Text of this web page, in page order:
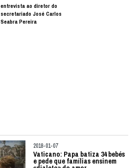
entrevista ao diretor do
secretariado José Carlos
Seabra Pereira
2018-01-07
Vaticano: Papa batiza 34 bebés
e pede que famílias ensinem